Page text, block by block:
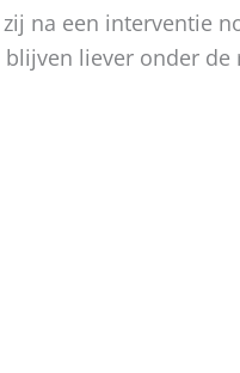
na een interventie
liever onder de